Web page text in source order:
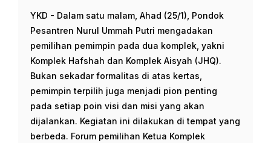
YKD - Dalam satu malam, Ahad (25/1), Pondok
Pesantren Nurul Ummah Putri mengadakan
pemilihan pemimpin pada dua komplek, yakni
Komplek Hafshah dan Komplek Aisyah (JHQ).
Bukan sekadar formalitas di atas kertas,
pemimpin terpilih juga menjadi pion penting
pada setiap poin visi dan misi yang akan
dijalankan. Kegiatan ini dilakukan di tempat yang
berbeda. Forum pemilihan Ketua Komplek